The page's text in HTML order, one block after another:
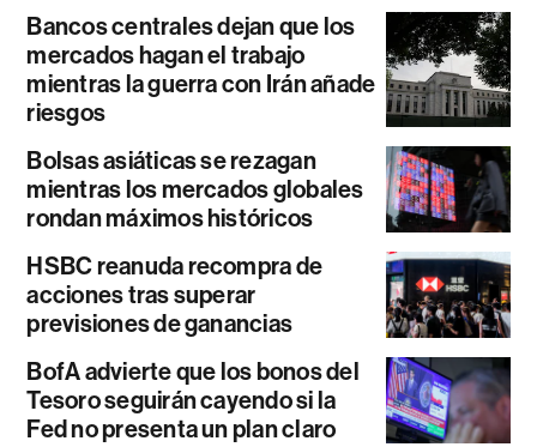
Bancos centrales dejan que los
mercados hagan el trabajo
mientras la guerra con Irán añade
riesgos
Bolsas asiáticas se rezagan
mientras los mercados globales
rondan máximos históricos
HSBC reanuda recompra de
acciones tras superar
previsiones de ganancias
BofA advierte que los bonos del
Tesoro seguirán cayendo si la
Fed no presenta un plan claro